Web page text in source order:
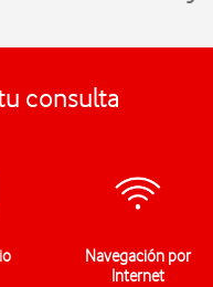
consulta
Navegación por
Internet